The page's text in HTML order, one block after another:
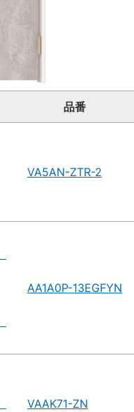
品番
VA5AN-ZTR-2
AA1A0P-13EGFYN
VAAK71-ZN